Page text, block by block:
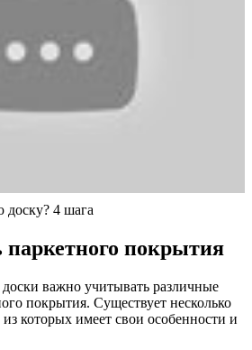
доску? 4 шага
паркетного покрытия
важно учитывать различные
покрытия. Существует несколько
которых имеет свои особенности и